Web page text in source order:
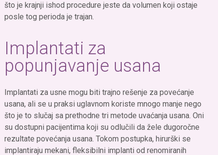
što je krajnji ishod procedure jeste da volumen koji ostaje
posle tog perioda je trajan.
Implantati za
popunjavanje usana
Implantati za usne mogu biti trajno rešenje za povećanje
usana, ali se u praksi uglavnom koriste mnogo manje nego
što je to slučaj sa prethodne tri metode uvaćanja usana. Oni
su dostupni pacijentima koji su odlučili da žele dugoročne
rezultate povećanja usana. Tokom postupka, hirurški se
implantiraju mekani, fleksibilni implanti od renomiranih